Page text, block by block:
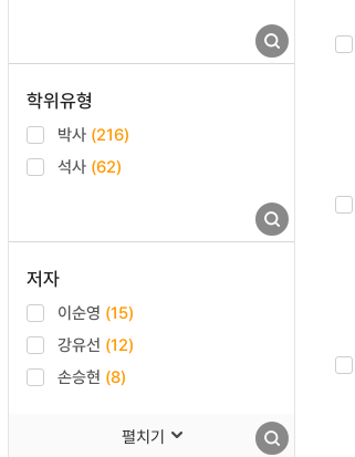
학위유형
박사 (216)
석사 (62)
저자
이순영 (15)
강유선 (12)
손승현 (8)
펼치기